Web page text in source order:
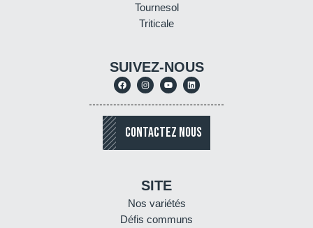
Tournesol
Triticale
SUIVEZ-NOUS
CONTACTEZ NOUS
SITE
Nos variétés
Défis communs